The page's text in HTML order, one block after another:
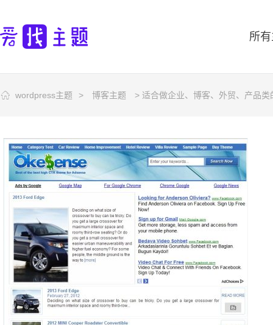
所
wordpress主题 > 博客主题 > 适合做企业、博客、外贸、产品